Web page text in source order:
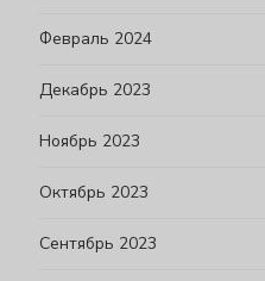
Февраль 2024
Декабрь 2023
Ноябрь 2023
Октябрь 2023
Сентябрь 2023